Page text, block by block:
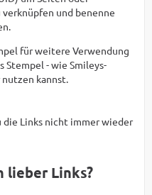
und benenne
für weitere Verwendung
Stempel - wie Smileys-
kannst.
die Links nicht immer wieder
lieber Links?